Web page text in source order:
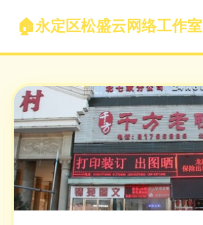
永定区松盛云网络工作室